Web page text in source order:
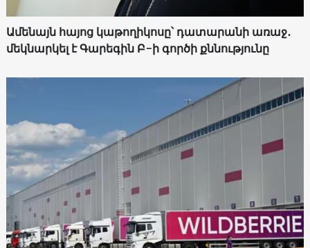
Ամենայն հայոց կաթողիկոսը՝ դատարանի առաջ․
մեկնարկել է Գարեգին Բ-ի գործի քննությունը